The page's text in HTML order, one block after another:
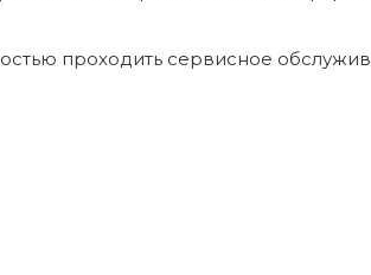
проходить сервисное